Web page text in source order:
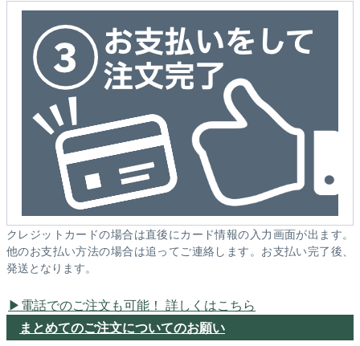
クレジットカードの場合は直後にカード情報の入力画面が出ます。
他のお支払い方法の場合は追ってご連絡します。お支払い完了後、
発送となります。
電話でのご注文も可能！ 詳しくはこちら
まとめてのご注文についてのお願い